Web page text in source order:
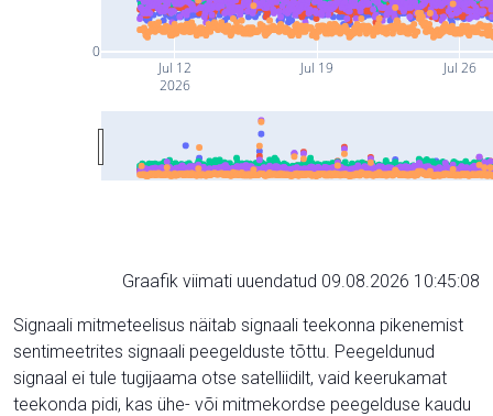
Jul 12
2026
Jul 19 Jul 26
0
Graafik viimati uuendatud 09.08.2026 10:45:08
Signaali mitmeteelisus näitab signaali teekonna pikenemist
sentimeetrites signaali peegelduste tõttu. Peegeldunud
signaal ei tule tugijaama otse satelliidilt, vaid keerukamat
teekonda pidi, kas ühe- või mitmekordse peegelduse kaudu